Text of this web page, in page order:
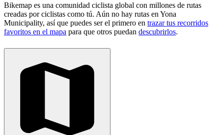
Bikemap es una comunidad ciclista global con millones de rutas
creadas por ciclistas como tú. Aún no hay rutas en Yona
Municipality, así que puedes ser el primero en trazar tus recorridos
favoritos en el mapa para que otros puedan descubrirlos.